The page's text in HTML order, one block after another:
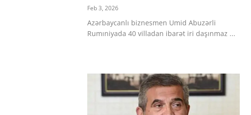
Feb 3, 2026
Azərbaycanlı biznesmen Umid Abuzərli
Rumıniyada 40 villadan ibarət iri daşınmaz ...